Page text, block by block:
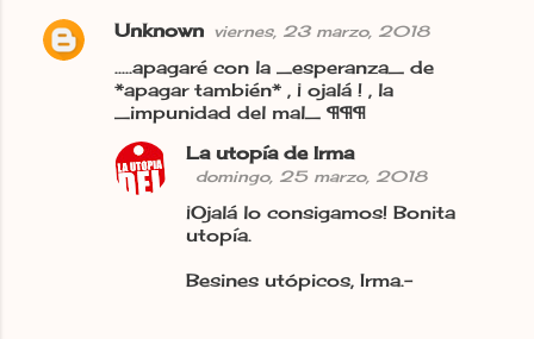
C
Unknown viernes, 23 marzo, 2018
.....apagaré con la _esperanza_ de
*apagar también* , ¡ ojalá ! , la
_impunidad del mal_ ¶¶¶
La utopía de Irma
domingo, 25 marzo, 2018
¡Ojalá lo consigamos! Bonita
utopía.
Besines utópicos, Irma.-